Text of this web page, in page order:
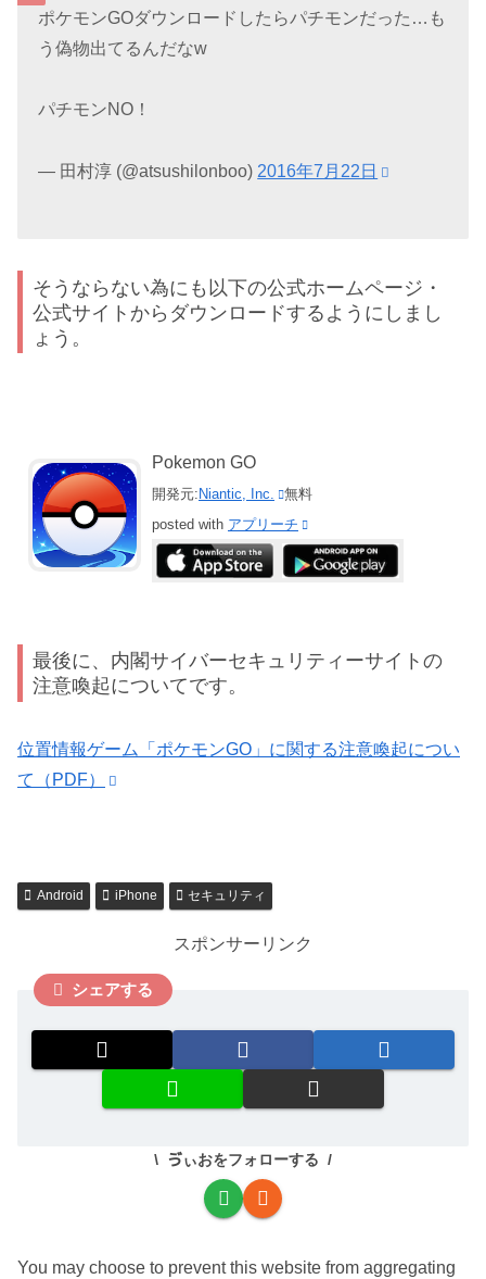
ポケモンGOダウンロードしたらパチモンだった…も
う偽物出てるんだなw
パチモンNO！
— 田村淳 (@atsushilonboo) 2016年7月22日
そうならない為にも以下の公式ホームページ・
公式サイトからダウンロードするようにしまし
ょう。
Pokemon GO
開発元: Niantic, Inc.
無料
posted with アプリーチ
最後に、内閣サイバーセキュリティーサイトの
注意喚起についてです。
位置情報ゲーム「ポケモンGO」に関する注意喚起につい
て（PDF）
Android iPhone セキュリティ
スポンサーリンク
シェアする
ゔぃおをフォローする
You may choose to prevent this website from aggregating